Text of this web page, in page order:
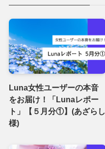
Luna女性ユーザーの本音
をお届け！「Lunaレポー
ト」【５月分①】(あざらし
様)